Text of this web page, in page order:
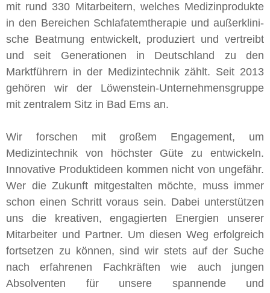
mit rund 330 Mit­ar­bei­tern, wel­ches Me­di­zin­pro­duk­te
in den Be­rei­chen Schlaf­atem­the­ra­pie und au­ßer­kli­ni­
sche Be­at­mung ent­wick­elt, pro­du­ziert und ver­treibt
und seit Generationen in Deutschland zu den
Marktführern in der Medizintechnik zählt. Seit 2013
ge­hö­ren wir der Lö­wen­stein-Un­ter­neh­mens­grup­pe
mit zen­tra­lem Sitz in Bad Ems an.
Wir forschen mit großem Engagement, um
Medizintechnik von höchster Güte zu entwickeln.
Innovative Produktideen kommen nicht von ungefähr.
Wer die Zukunft mitgestalten möchte, muss immer
schon einen Schritt voraus sein. Dabei unterstützen
uns die kreativen, engagierten Energien unserer
Mitarbeiter und Partner. Um diesen Weg erfolgreich
fortsetzen zu können, sind wir stets auf der Suche
nach erfahrenen Fachkräften wie auch jungen
Absolventen für unsere spannende und